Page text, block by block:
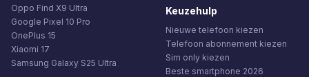
Oppo Find X9 Ultra
Google Pixel 10 Pro
OnePlus 15
Xiaomi 17
Samsung Galaxy S25 Ultra
Keuzehulp
Nieuwe telefoon kiezen
Telefoon abonnement kiezen
Sim only kiezen
Beste smartphone 2026